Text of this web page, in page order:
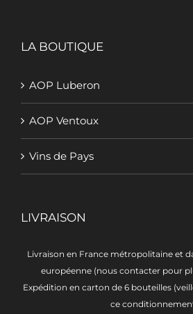
LA BOUTIQUE
AOP Luberon
AOP Ventoux
Vins de Pays
LIVRAISON
Livraison en France métropolitaine et
européenne (nous contacter pour
Expédition en carton de 6 bouteilles
ce